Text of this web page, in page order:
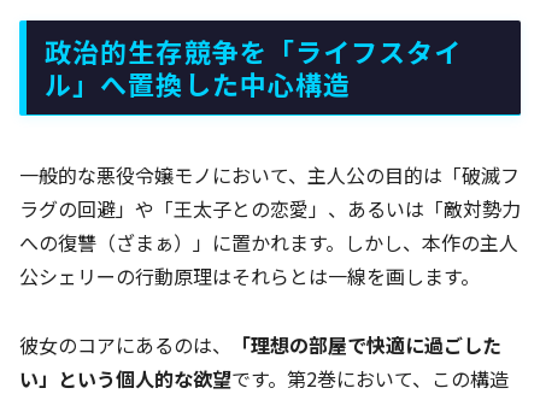
政治的生存競争を「ライフスタイ
ル」へ置換した中心構造
一般的な悪役令嬢モノにおいて、主人公の目的は「破滅フ
ラグの回避」や「王太子との恋愛」、あるいは「敵対勢力
への復讐（ざまぁ）」に置かれます。しかし、本作の主人
公シェリーの行動原理はそれらとは一線を画します。
彼女のコアにあるのは、
「理想の部屋で快適に過ごした
い」という個人的な欲望です。第2巻において、この構造